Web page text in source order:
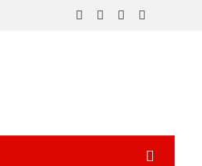
Facebook
X
InstagramWhatsApp